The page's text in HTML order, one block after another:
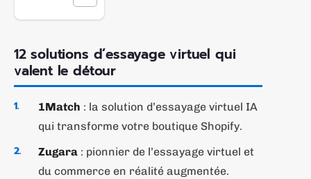
12 solutions d’essayage virtuel qui
valent le détour
1Match : la solution d’essayage virtuel IA
qui transforme votre boutique Shopify.
Zugara : pionnier de l’essayage virtuel et
du commerce en réalité augmentée.